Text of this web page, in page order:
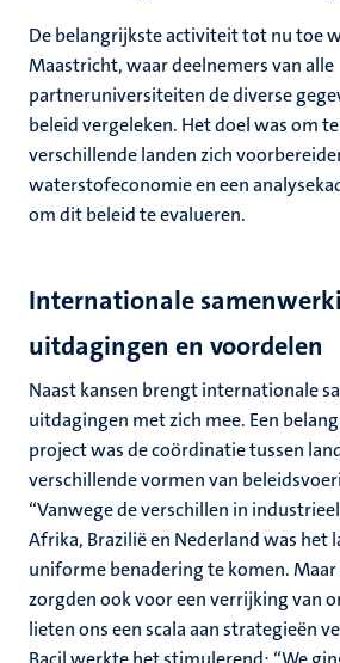
De belangrijkste activiteit tot nu toe
Maastricht, waar deelnemers van alle
partneruniversiteiten de diverse
beleid vergeleken. Het doel was om
verschillende landen zich
waterstofeconomie en een
om dit beleid te evalueren.
Internationale
uitdagingen en voordelen
Naast kansen brengt internationale
uitdagingen met zich mee. Een
project was de coördinatie tussen
verschillende vormen van
“Vanwege de verschillen in
Afrika, Brazilië en Nederland was het
uniforme benadering te komen. Maar
zorgden ook voor een verrijking van
lieten ons een scala aan strategieën